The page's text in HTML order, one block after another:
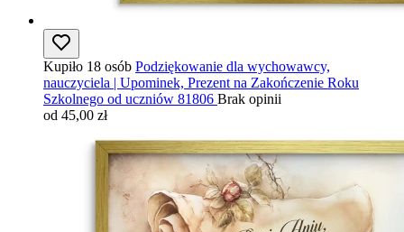
Kupiło 18 osób Podziękowanie dla wychowawcy,
nauczyciela | Upominek, Prezent na Zakończenie Roku
Szkolnego od uczniów 81806 Brak opinii
od 45,00 zł